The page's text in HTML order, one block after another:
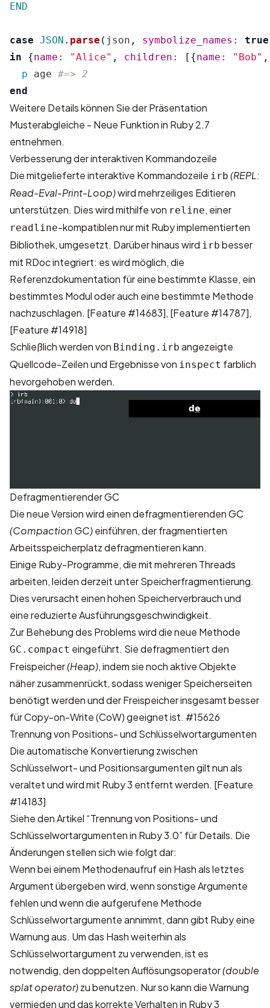
END
case JSON . parse ( json , symbolize_names: true
in
{name: "Alice" , children: [{name: "Bob" ,
p
age #=> 2
end
Weitere Details können Sie der Präsentation
Musterabgleiche - Neue Funktion in Ruby 2.7
entnehmen.
Verbesserung der interaktiven Kommandozeile
Die mitgelieferte interaktive Kommandozeile irb (REPL:
Read-Eval-Print-Loop)wird mehrzeiliges Editieren
unterstützen. Dies wird mithilfe von reline, einer
readline-kompatiblen nur mit Ruby implementierten
Bibliothek, umgesetzt. Darüber hinaus wird irb besser
mit RDoc integriert: es wird möglich, die
Referenzdokumentation für eine bestimmte Klasse, ein
bestimmtes Modul oder auch eine bestimmte Methode
nachzuschlagen. [Feature #14683], [Feature #14787],
[Feature #14918]
Schließlich werden von Binding.irb angezeigte
Quellcode-Zeilen und Ergebnisse von inspect farblich
hevorgehoben werden.
Defragmentierender GC
Die neue Version wird einen defragmentierenden GC
(Compaction GC)einführen, der fragmentierten
Arbeitsspeicherplatz defragmentieren kann.
Einige Ruby-Programme, die mit mehreren Threads
arbeiten, leiden derzeit unter Speicherfragmentierung.
Dies verursacht einen hohen Speicherverbrauch und
eine reduzierte Ausführungsgeschwindigkeit.
Zur Behebung des Problems wird die neue Methode
GC.compact eingeführt. Sie defragmentiert den
Freispeicher(Heap), indem sie noch aktive Objekte
näher zusammenrückt, sodass weniger Speicherseiten
benötigt werden und der Freispeicher insgesamt besser
für Copy-on-Write (CoW) geeignet ist. #15626
Trennung von Positions- und Schlüsselwortargumenten
Die automatische Konvertierung zwischen
Schlüsselwort- und Positionsargumenten gilt nun als
veraltet und wird mit Ruby 3 entfernt werden. [Feature
#14183]
Siehe den Artikel “Trennung von Positions- und
Schlüsselwortargumenten in Ruby 3.0” für Details. Die
Änderungen stellen sich wie folgt dar:
Wenn bei einem Methodenaufruf ein Hash als letztes
Argument übergeben wird, wenn sonstige Argumente
fehlen und wenn die aufgerufene Methode
Schlüsselwortargumente annimmt, dann gibt Ruby eine
Warnung aus. Um das Hash weiterhin als
Schlüsselwortargument zu verwenden, ist es
notwendig, den doppelten Auflösungsoperator(double
splat operator)zu benutzen. Nur so kann die Warnung
vermieden und das korrekte Verhalten in Ruby 3